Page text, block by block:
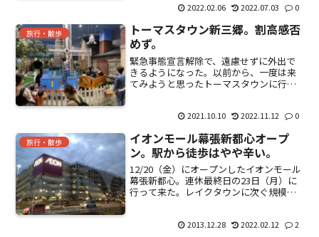
ープン以来定期的に行っている我が家。
買い物やらゲーセンやら、食事やらいろ
いろと回っていると、つい...
2022.02.06 2022.07.03 0
旅行・散歩
トーマスタウン新三郷。割高感否
めず。
緊急事態宣言解除で、遠慮せずに外出で
きるようになった。以前から、一度は来
てみようと思ったトーマスタウンに行っ
トーマスコインが必要になる。1トーマス
2021.10.10 2022.11.12 0
旅行・散歩
イオンモール幕張新都心オープ
ン。駅から徒歩はやや辛い。
12/20（金）にオープンしたイオンモール
幕張新都心。連休最終日の23日（月）に
行って来た。レイクタウンに次ぐ規模の
である「グランドモール」は海浜幕張寄
2013.12.28 2022.02.12 2